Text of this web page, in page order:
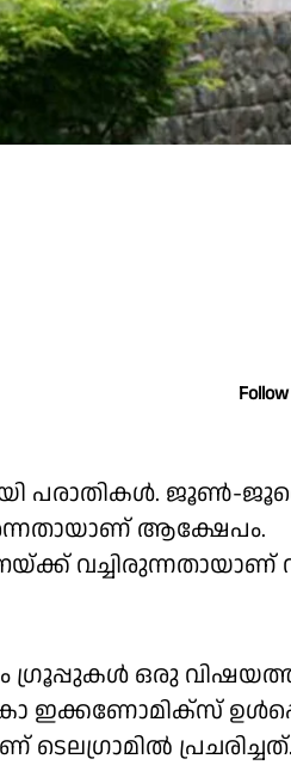
പരാതികള്‍. ജൂണ്‍-
ആക്ഷേപം.
വച്ചിരുന്നതായാണ്
ഗ്രൂപ്പുകള്‍ ഒരു
ഇക്കണോമിക്‌സ്
പ്രചരിച്ചത്.